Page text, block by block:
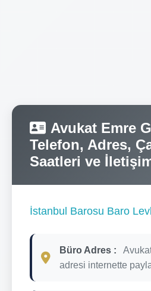
Avukat Emre
Telefon, Adres,
Saatleri ve
İstanbul Barosu Baro
Büro Adres :
adresi internette